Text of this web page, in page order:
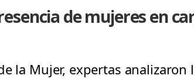
de mujeres en
la Mujer, expertas